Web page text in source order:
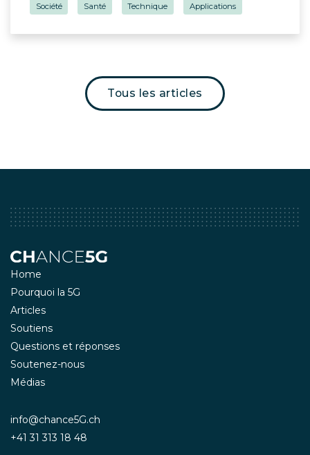
Société Santé Technique Applications
Tous les articles
Home
Pourquoi la 5G
Articles
Soutiens
Questions et réponses
Soutenez-nous
Médias
info@chance5G.ch
+41 31 313 18 48